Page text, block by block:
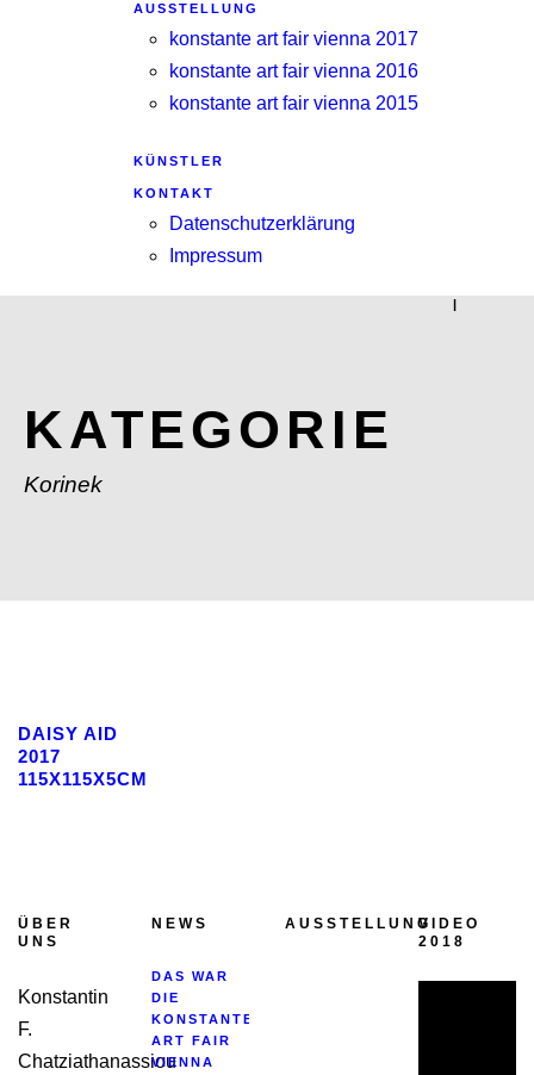
AUSSTELLUNG
konstante art fair vienna 2017
konstante art fair vienna 2016
konstante art fair vienna 2015
KÜNSTLER
KONTAKT
Datenschutzerklärung
Impressum
|
KATEGORIE
Korinek
DAISY AID
2017
115X115X5CM
ÜBER
UNS
Konstantin
F.
Chatziathanassiou
NEWS
DAS WAR
DIE
KONSTANTE
ART FAIR
VIENNA
AUSSTELLUNGVIDEO
2018